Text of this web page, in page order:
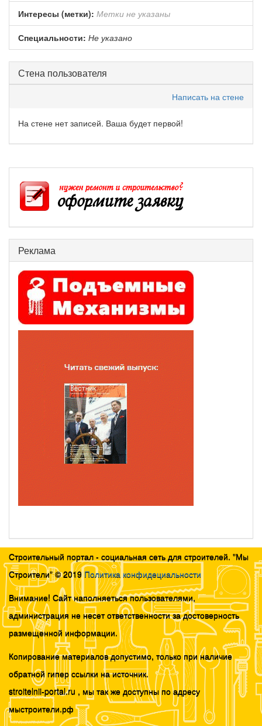
Интересы (метки): Метки не указаны
Специальности: Не указано
Стена пользователя
Написать на стене
На стене нет записей. Ваша будет первой!
Реклама
Строительный портал - социальная сеть для строителей. "Мы
Строители" © 2019 Политика конфидециальности
Внимание! Сайт наполняеться пользователями,
администрация не несет ответственности за достоверность
размещенной информации.
Копирование материалов допустимо, только при наличие
обратной гипер ссылки на источник.
stroitelnii-portal.ru , мы так же доступны по адресу
мыстроители.рф